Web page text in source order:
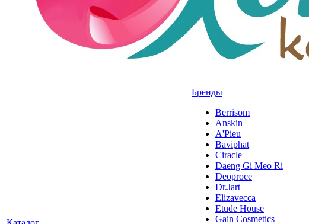
Бренды
Berrisom
Anskin
A'Pieu
Baviphat
Ciracle
Daeng Gi Meo Ri
Deoproce
Dr.Jart+
Elizavecca
Etude House
Gain Cosmetics